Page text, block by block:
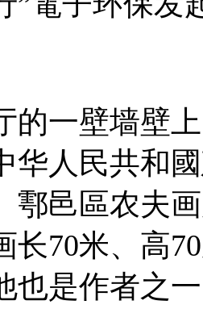
的一壁墙壁
华人民共和
鄠邑區农夫
长70米、高
也是作者之